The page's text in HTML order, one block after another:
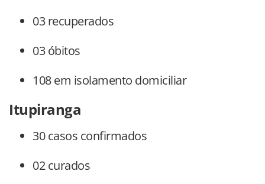
03 recuperados
03 óbitos
108 em isolamento domiciliar
Itupiranga
30 casos confirmados
02 curados